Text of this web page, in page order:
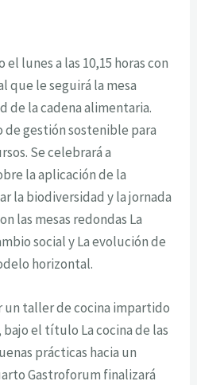
el lunes a las 10,15 horas con
que le seguirá la mesa
de la cadena alimentaria.
gestión sostenible para
. Se celebrará a
la aplicación de la
la biodiversidad y la jornada
las mesas redondas La
socialy La evoluciónde
horizontal.
un taller de cocina impartido
bajo el título La cocina de las
prácticas hacia un
Gastroforum finalizará